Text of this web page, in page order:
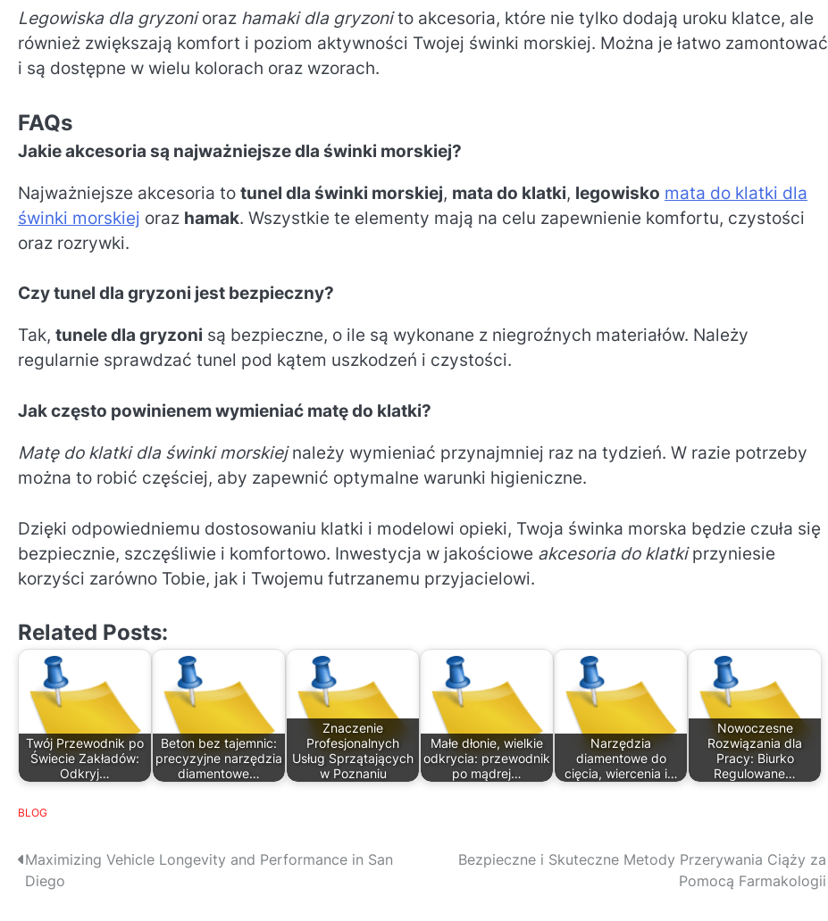
Legowiska dla gryzonioraz hamaki dla gryzonito akcesoria, które nie tylko dodają uroku klatce, ale
również zwiększają komfort i poziom aktywności Twojej świnki morskiej. Można je łatwo zamontować
i są dostępne w wielu kolorach oraz wzorach.
FAQs
Jakie akcesoria są najważniejsze dla świnki morskiej?
Najważniejsze akcesoria to tunel dla świnki morskiej, mata do klatki, legowisko mata do klatki dla
świnki morskiej oraz hamak. Wszystkie te elementy mają na celu zapewnienie komfortu, czystości
oraz rozrywki.
Czy tunel dla gryzoni jest bezpieczny?
Tak, tunele dla gryzoni są bezpieczne, o ile są wykonane z niegroźnych materiałów. Należy
regularnie sprawdzać tunel pod kątem uszkodzeń i czystości.
Jak często powinienem wymieniać matę do klatki?
Matę do klatki dla świnki morskiejnależy wymieniać przynajmniej raz na tydzień. W razie potrzeby
można to robić częściej, aby zapewnić optymalne warunki higieniczne.
Dzięki odpowiedniemu dostosowaniu klatki i modelowi opieki, Twoja świnka morska będzie czuła się
bezpiecznie, szczęśliwie i komfortowo. Inwestycja w jakościowe akcesoria do klatkiprzyniesie
korzyści zarówno Tobie, jak i Twojemu futrzanemu przyjacielowi.
Related Posts:
Twój Przewodnik po
Świecie Zakładów:
Odkryj…
Beton bez tajemnic:
precyzyjne narzędzia
diamentowe…
Znaczenie
Profesjonalnych
Usług Sprzątających
w Poznaniu
Małe dłonie, wielkie
odkrycia: przewodnik
po mądrej…
Narzędzia
diamentowe do
cięcia, wiercenia i…
Nowoczesne
Rozwiązania dla
Pracy: Biurko
Regulowane…
BLOG
PMaximizing Vehicle Longevity and Performance in San
Diego
Bezpieczne i Skuteczne Metody Przerywania Ciąży za
Pomocą Farmakologii